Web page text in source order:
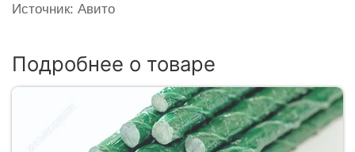
Источник: Авито
Подробнее о товаре